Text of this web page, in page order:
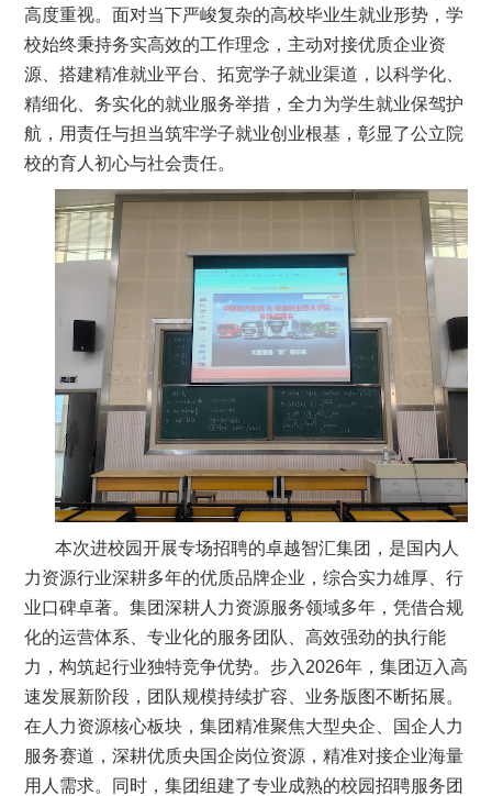
高度重视。面对当下严峻复杂的高校毕业生就业形势，学
校始终秉持务实高效的工作理念，主动对接优质企业资
源、搭建精准就业平台、拓宽学子就业渠道，以科学化、
精细化、务实化的就业服务举措，全力为学生就业保驾护
航，用责任与担当筑牢学子就业创业根基，彰显了公立院
校的育人初心与社会责任。
本次进校园开展专场招聘的卓越智汇集团，是国内人
力资源行业深耕多年的优质品牌企业，综合实力雄厚、行
业口碑卓著。集团深耕人力资源服务领域多年，凭借合规
化的运营体系、专业化的服务团队、高效强劲的执行能
力，构筑起行业独特竞争优势。步入2026年，集团迈入高
速发展新阶段，团队规模持续扩容、业务版图不断拓展。
在人力资源核心板块，集团精准聚焦大型央企、国企人力
服务赛道，深耕优质央国企岗位资源，精准对接企业海量
用人需求。同时，集团组建了专业成熟的校园招聘服务团